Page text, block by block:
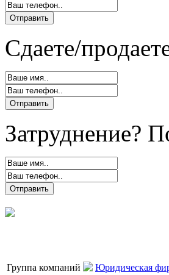
Сдаете/
Затруднение?
Группа компаний Юридическая